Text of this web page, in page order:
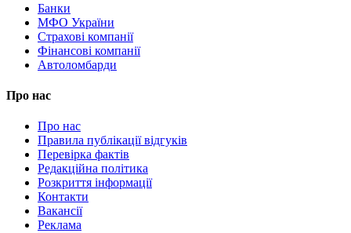
Банки
МФО України
Страхові компанії
Фінансові компанії
Автоломбарди
Про нас
Про нас
Правила публікації відгуків
Перевірка фактів
Редакційна політика
Розкриття інформації
Контакти
Вакансії
Реклама